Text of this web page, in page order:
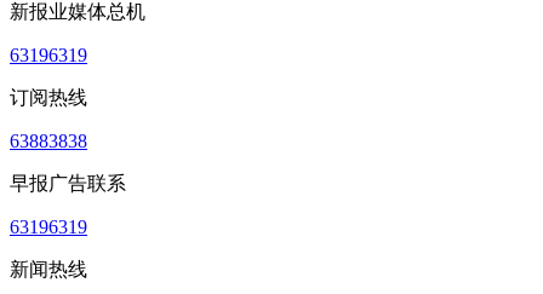
新报业媒体总机
63196319
订阅热线
63883838
早报广告联系
63196319
新闻热线